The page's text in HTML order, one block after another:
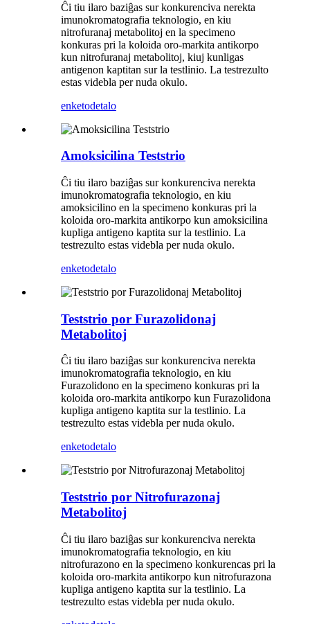
Ĉi tiu ilaro baziĝas sur konkurenciva nerekta
imunokromatografia teknologio, en kiu
nitrofuranaj metabolitoj en la specimeno
konkuras pri la koloida oro-markita antikorpo
kun nitrofuranaj metabolitoj, kiuj kunligas
antigenon kaptitan sur la testlinio. La testrezulto
estas videbla per nuda okulo.
enketodetalo
Amoksicilina Teststrio
Ĉi tiu ilaro baziĝas sur konkurenciva nerekta
imunokromatografia teknologio, en kiu
amoksicilino en la specimeno konkuras pri la
koloida oro-markita antikorpo kun amoksicilina
kupliga antigeno kaptita sur la testlinio. La
testrezulto estas videbla per nuda okulo.
enketodetalo
Teststrio por Furazolidonaj
Metabolitoj
Ĉi tiu ilaro baziĝas sur konkurenciva nerekta
imunokromatografia teknologio, en kiu
Furazolidono en la specimeno konkuras pri la
koloida oro-markita antikorpo kun Furazolidona
kupliga antigeno kaptita sur la testlinio. La
testrezulto estas videbla per nuda okulo.
enketodetalo
Teststrio por Nitrofurazonaj
Metabolitoj
Ĉi tiu ilaro baziĝas sur konkurenciva nerekta
imunokromatografia teknologio, en kiu
nitrofurazono en la specimeno konkurencas pri la
koloida oro-markita antikorpo kun nitrofurazona
kupliga antigeno kaptita sur la testlinio. La
testrezulto estas videbla per nuda okulo.